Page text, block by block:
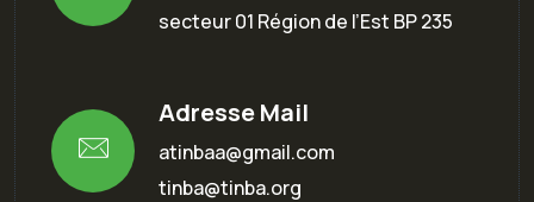
secteur 01 Région de l’Est BP 235
Adresse Mail
atinbaa@gmail.com
tinba@tinba.org